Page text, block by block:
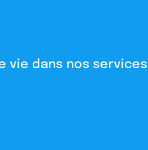
vie dans nos services